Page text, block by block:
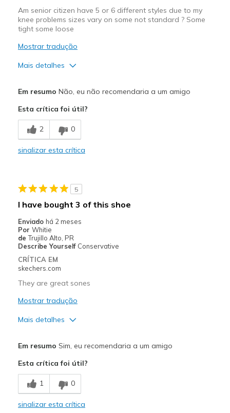
Am senior citizen have 5 or 6 different styles due to my
knee problems sizes vary on some not standard ? Some
tight some loose
Mostrar tradução
Mais detalhes
Sizing
Feels full size too big
View On Shoes
Shoes are for Wearing
Em resumo Não, eu não recomendaria a um amigo
Esta crítica foi útil?
2 0
sinalizar esta crítica
5
I have bought 3 of this shoe
Enviado há 2 meses
Por Whitie
de Trujillo Alto, PR
Describe Yourself Conservative
CRÍTICA EM
skechers.com
They are great sones
Mostrar tradução
Mais detalhes
Breathe Well
Comfortable
Em resumo Sim, eu recomendaria a um amigo
Esta crítica foi útil?
1 0
sinalizar esta crítica